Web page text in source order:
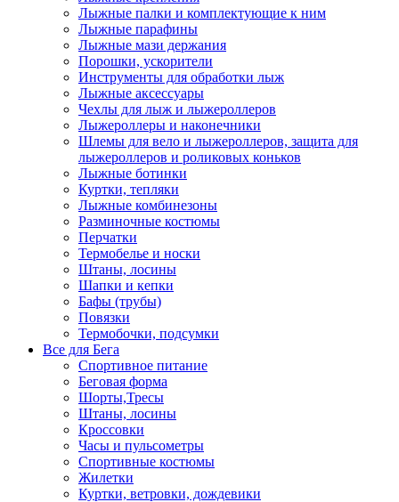
Лыжные палки и комплектующие к ним
Лыжные парафины
Лыжные мази держания
Порошки, ускорители
Инструменты для обработки лыж
Лыжные аксессуары
Чехлы для лыж и лыжероллеров
Лыжероллеры и наконечники
Шлемы для вело и лыжероллеров, защита для
лыжероллеров и роликовых коньков
Лыжные ботинки
Куртки, тепляки
Лыжные комбинезоны
Разминочные костюмы
Перчатки
Термобелье и носки
Штаны, лосины
Шапки и кепки
Бафы (трубы)
Повязки
Термобочки, подсумки
Все для Бега
Спортивное питание
Беговая форма
Шорты,Тресы
Штаны, лосины
Кроссовки
Часы и пульсометры
Спортивные костюмы
Жилетки
Куртки, ветровки, дождевики